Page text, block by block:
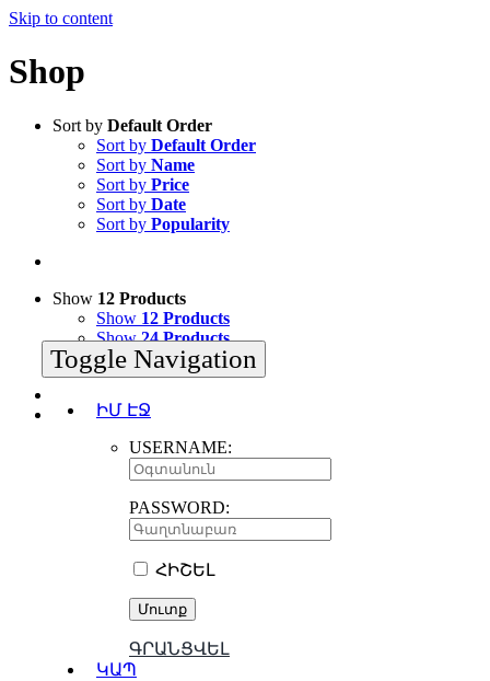
Skip to content
Toggle Navigation
ԻՄ ԷՋ
USERNAME:
PASSWORD:
ՀԻՇԵԼ
ԳՐԱՆՑՎԵԼ
ԿԱՊ
Shop
Sort by Default Order
Sort by Default Order
Sort by Name
Sort by Price
Sort by Date
Sort by Popularity
Show 12 Products
Show 12 Products
Show24 Products
Show36 Products